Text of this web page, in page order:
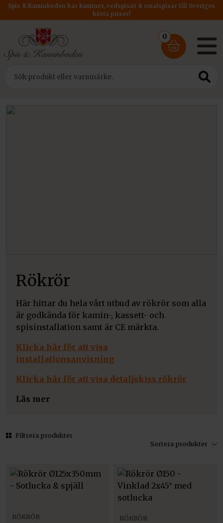
Spis & Kaminboden har kaminer, vedspisar & smalspisar till Sveriges
bästa priser!
0
Rökrör
Här hittar du hela vårt utbud av rökrör som alla
är godkända för kamin-, kassett- och
spisinstallation samt är CE märkta.
Klicka här för att visa
installationsanvisning
Klicka här för att visa detaljskiss rökrör
Läs mer
Filtrera produkter
Sortera produkter
RÖKRÖR RÖKRÖR